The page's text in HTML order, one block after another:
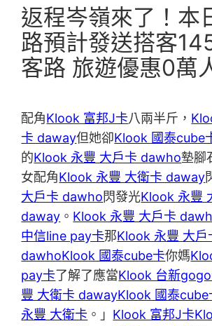
返程岑嶺來了！本
路預計發送搭客
客路 旅遊優惠0萬
配角Klook 富邦J卡八兩半斤，
卡 daway但她卻Klook 國泰cube
的Klook 永豐 大戶卡 dawho墊腳
女配角Klook 永豐 大衛卡 daway
大戶卡 dawho閃發光Klook 永豐
daway 。 Klook 永豐 大戶卡
中信line pay卡那Klook 永豐 大戶
dawhoKlook 國泰cube卡你媽
pay卡了解了應當Klook 台新
豐 大衛卡 dawayKlook 國泰cube
永豐 大衛卡 。」 Klook 富邦J卡